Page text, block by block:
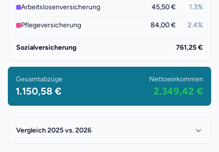
Arbeitslosenversicherung 45,50 € 1.3%
Pflegeversicherung 84,00 € 2.4%
Sozialversicherung 761,25 €
Gesamtabzüge
1.150,58 €
Nettoeinkommen
2.349,42 €
Vergleich 2025 vs. 2026